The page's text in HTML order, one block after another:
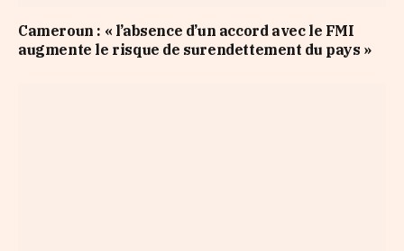
Cameroun : « l’absence d’un accord avec le FMI
augmente le risque de surendettement du pays »